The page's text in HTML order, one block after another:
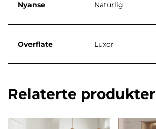
Nyanse Naturlig
Overflate Luxor
Relaterte produkter